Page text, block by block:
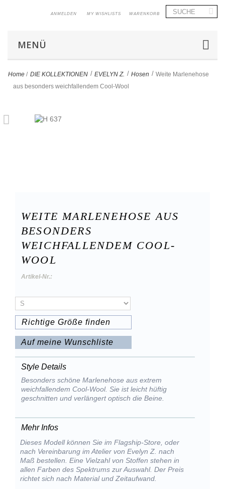
WARENKORB
MY WISHLISTS
ANMELDEN
MENÜ
Home / DIE KOLLEKTIONEN > EVELYN Z. > Hosen > Weite Marlenehose
aus besonders weichfallendem Cool-Wool
WEITE MARLENEHOSE AUS
BESONDERS
WEICHFALLENDEM COOL-
WOOL
Artikel-Nr.:
Richtige Größe finden
Auf meine Wunschliste
Style Details
Besonders schöne Marlenehose aus extrem
weichfallendem Cool-Wool. Sie ist leicht hüftig
geschnitten und verlängert optisch die Beine.
Mehr Infos
Dieses Modell können Sie im Flagship-Store, oder
nach Vereinbarung im Atelier von Evelyn Z. nach
Maß bestellen. Eine Vielzahl von Stoffen stehen in
allen Farben des Spektrums zur Auswahl. Der Preis
richtet sich nach Material und Zeitaufwand.